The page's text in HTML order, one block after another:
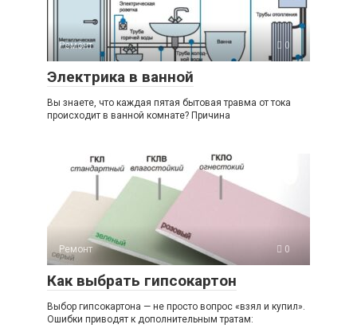
Ремонт 0
Электрика в ванной
Вы знаете, что каждая пятая бытовая травма от тока
происходит в ванной комнате? Причина
Ремонт 0
Как выбрать гипсокартон
Выбор гипсокартона — не просто вопрос «взял и купил».
Ошибки приводят к дополнительным тратам: